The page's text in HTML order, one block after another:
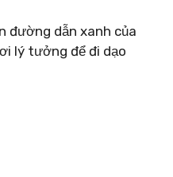
đường dẫn xanh của
lý tưởng để đi dạo